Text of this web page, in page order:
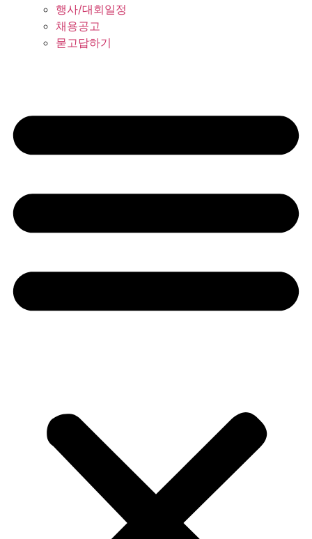
행사/대회일정
채용공고
묻고답하기